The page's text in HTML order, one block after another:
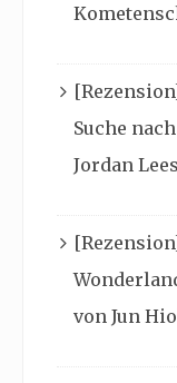
Suche
Jordan Lees
von Jun